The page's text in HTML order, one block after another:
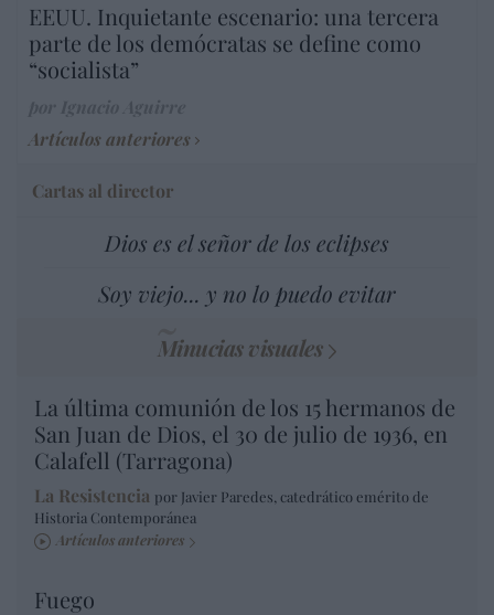
EEUU. Inquietante escenario: una tercera
parte de los demócratas se define como
“socialista”
Artículos anteriores
Cartas al director
Dios es el señor de los eclipses
Soy viejo... y no lo puedo evitar
Minucias visuales
La última comunión de los 15 hermanos de
San Juan de Dios, el 30 de julio de 1936, en
Calafell (Tarragona)
La Resistencia por Javier Paredes, catedrático emérito de
Historia Contemporánea
Artículos anteriores
Fuego